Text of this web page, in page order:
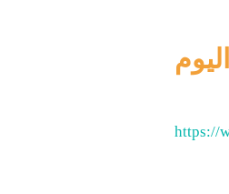
https://